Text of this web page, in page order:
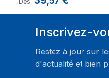
Ports de sortie USB de type
Quantité de ports USB de
Dès
Inscrivez-
Restez à jour sur
d'actualité et bien